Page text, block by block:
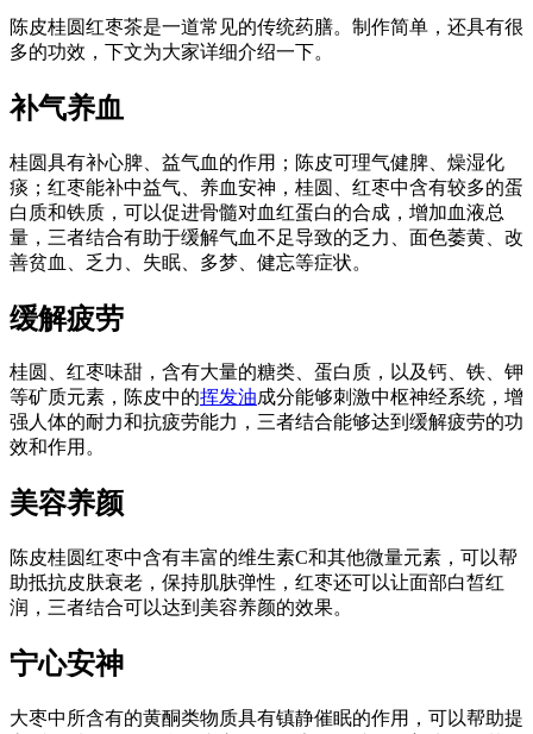
陈皮桂圆红枣茶是一道常见的传统药膳。制作简单，还具有很
多的功效，下文为大家详细介绍一下。
补气养血
桂圆具有补心脾、益气血的作用；陈皮可理气健脾、燥湿化
痰；红枣能补中益气、养血安神，桂圆、红枣中含有较多的蛋
白质和铁质，可以促进骨髓对血红蛋白的合成，增加血液总
量，三者结合有助于缓解气血不足导致的乏力、面色萎黄、改
善贫血、乏力、失眠、多梦、健忘等症状。
缓解疲劳
桂圆、红枣味甜，含有大量的糖类、蛋白质，以及钙、铁、钾
等矿质元素，陈皮中的挥发油成分能够刺激中枢神经系统，增
强人体的耐力和抗疲劳能力，三者结合能够达到缓解疲劳的功
效和作用。
美容养颜
陈皮桂圆红枣中含有丰富的维生素C和其他微量元素，可以帮
助抵抗皮肤衰老，保持肌肤弹性，红枣还可以让面部白皙红
润，三者结合可以达到美容养颜的效果。
宁心安神
大枣中所含有的黄酮类物质具有镇静催眠的作用，可以帮助提